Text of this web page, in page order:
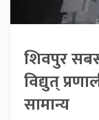
शिवपुर
विद्युत्
सामान्य